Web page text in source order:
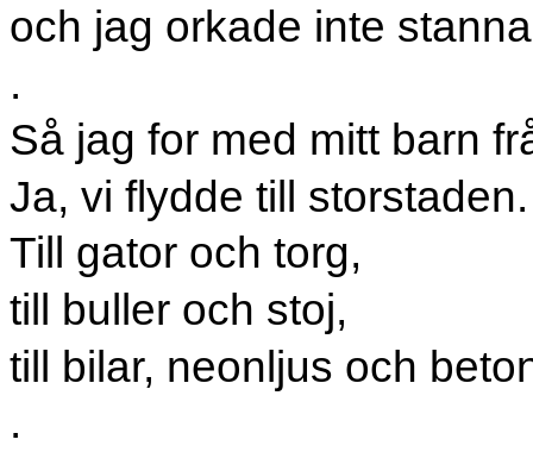
och jag orkade inte
.
Så jag for med mitt barn
Ja, vi flydde till storstaden.
Till gator och torg,
till buller och stoj,
till bilar, neonljus och
.